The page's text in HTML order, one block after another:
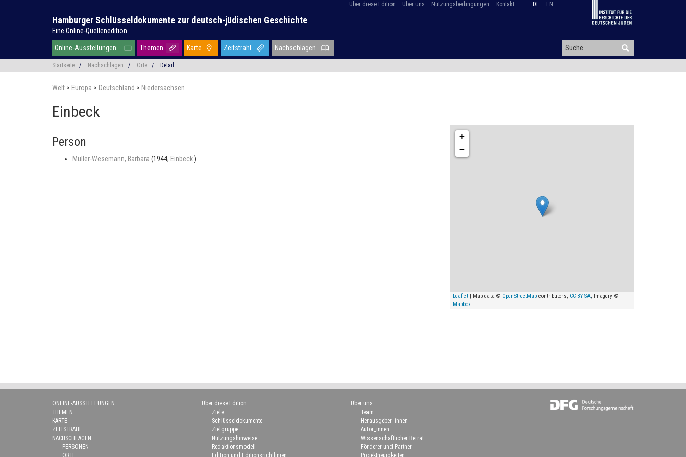
Über diese Edition Über uns Nutzungsbedingungen Kontakt DE EN
Hamburger Schlüsseldokumente zur deutsch-jüdischen Geschichte
Eine Online-Quellenedition
Online-Ausstellungen Themen Karte Zeitstrahl Nachschlagen
Startseite / Nachschlagen / Orte / Detail
Welt > Europa > Deutschland > Niedersachsen
Einbeck
Person
Müller-Wesemann, Barbara (1944, Einbeck)
+
−
Leaflet | Map data © OpenStreetMap contributors, CC-BY-SA, Imagery ©
Mapbox
ONLINE-AUSSTELLUNGEN
THEMEN
KARTE
ZEITSTRAHL
NACHSCHLAGEN
PERSONEN
ORTE
Über diese Edition
Ziele
Schlüsseldokumente
Zielgruppe
Nutzungshinweise
Redaktionsmodell
Edition und Editionsrichtlinien
Über uns
Team
Herausgeber_innen
Autor_innen
Wissenschaftlicher Beirat
Förderer und Partner
Projektneuigkeiten